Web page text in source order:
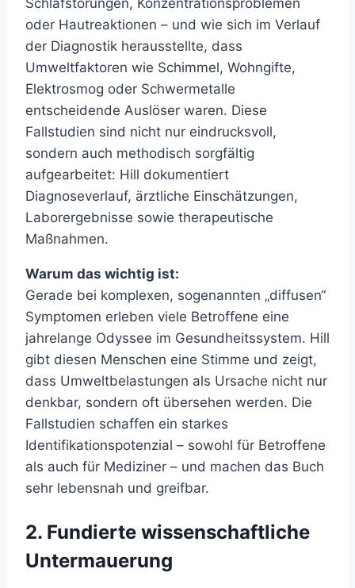
oder Hautreaktionen – und wie sich im Verlauf
der Diagnostik herausstellte, dass
Umweltfaktoren wie Schimmel, Wohngifte,
Elektrosmog oder Schwermetalle
entscheidende Auslöser waren. Diese
Fallstudien sind nicht nur eindrucksvoll,
sondern auch methodisch sorgfältig
aufgearbeitet: Hill dokumentiert
Diagnoseverlauf, ärztliche Einschätzungen,
Laborergebnisse sowie therapeutische
Maßnahmen.
Warum das wichtig ist:
Gerade bei komplexen, sogenannten „diffusen“
Symptomen erleben viele Betroffene eine
jahrelange Odyssee im Gesundheitssystem. Hill
gibt diesen Menschen eine Stimme und zeigt,
dass Umweltbelastungen als Ursache nicht nur
denkbar, sondern oft übersehen werden. Die
Fallstudien schaffen ein starkes
Identifikationspotenzial – sowohl für Betroffene
als auch für Mediziner – und machen das Buch
sehr lebensnah und greifbar.
2. Fundierte wissenschaftliche
Untermauerung